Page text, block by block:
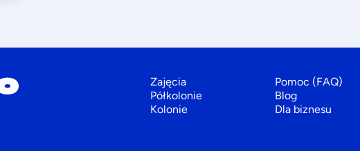
Zajęcia
Półkolonie
Kolonie
Pomoc (FAQ)
Blog
Dla biznesu